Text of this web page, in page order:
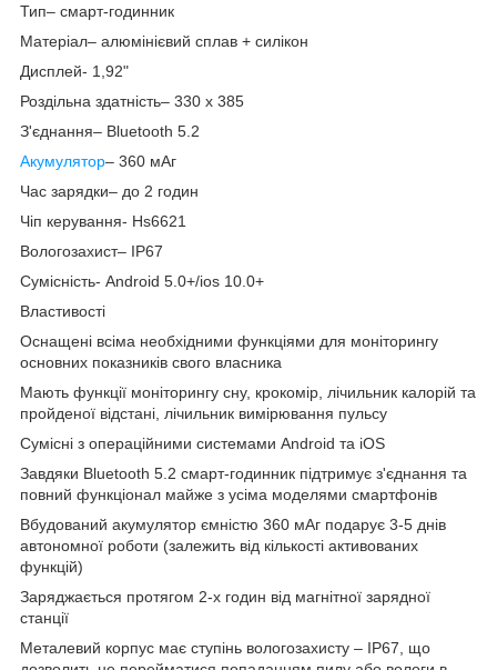
Тип– смарт-годинник
Матеріал– алюмінієвий сплав + силікон
Дисплей- 1,92"
Роздільна здатність– 330 х 385
З'єднання– Bluetooth 5.2
Акумулятор– 360 мАг
Час зарядки– до 2 годин
Чіп керування- Hs6621
Вологозахист– IP67
Сумісність- Android 5.0+/ios 10.0+
Властивості
Оснащені всіма необхідними функціями для моніторингу
основних показників свого власника
Мають функції моніторингу сну, крокомір, лічильник калорій та
пройденої відстані, лічильник вимірювання пульсу
Сумісні з операційними системами Android та iOS
Завдяки Bluetooth 5.2 смарт-годинник підтримує з'єднання та
повний функціонал майже з усіма моделями смартфонів
Вбудований акумулятор ємністю 360 мАг подарує 3-5 днів
автономної роботи (залежить від кількості активованих
функцій)
Заряджається протягом 2-х годин від магнітної зарядної
станції
Металевий корпус має ступінь вологозахисту – IP67, що